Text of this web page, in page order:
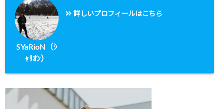
SYaRioN（ｼ
ｬﾘｵﾝ）
詳しいプロフィールはこちら